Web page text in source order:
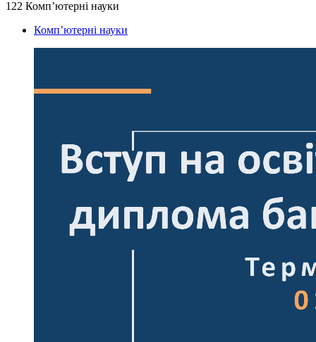
122 Комп’ютерні науки
Комп’ютерні науки